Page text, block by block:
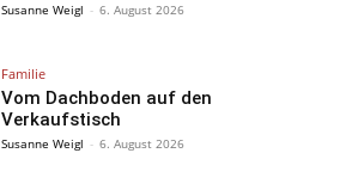
Susanne Weigl - 6. August 2026
Familie
Vom Dachboden auf den
Verkaufstisch
Susanne Weigl - 6. August 2026